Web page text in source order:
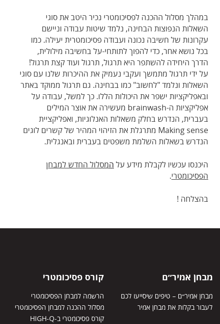
במהלך מסלול ההכנה לפסיכומטרי נכיר היטב את סוגי
השאלות הנפוצות הבחינה, נלמד שיטות עבודה וניישם
עקרונות של חשיבה נכונה ועבודה פסיכומטרית יעילה. כמו
בכל נושא אחר, כדי להפוך לתותחי-על בחשיבה מילולית,
הדרך היחידה להשתפר היא תרגול, תרגול ועוד קצת תרגול!
על ידי תרגול מתמשך ועקבי נעמיק את ההיכרות שלנו עם סוגי
השאלות ונלמד "לחשוב" כמו בבחינה. גם תרגול ממוקד באתר
ובאפליקציות ישפר את היכולות הללו. כך למשל, עבודה על
אפליקציות ה-brainwash מעשירה את אוצר המילים
בעברית, הנדרש בחלק משאלות האנלוגיות, ואפליקציית
Making sense מתרגלת את הזיהוי המהיר של קשרים לוגים
הנדרש בשאלות השלמת משפטים בעברית ובאנגלית.
היכנסו עכשיו לקבלת מידע על המסלול החדש למבחן
הפסיכומטרי.
בהצלחה !
קורס פסיכומטרי
הרשמה למבחן הפסיכומטרי
מסלול ההכנה למבחן הפסיכומטרי
קורס פסיכומטרי ב-HIGH-Q
מבחן אמיר״ם
מבחן אמיר״ם – טיפים שיסייעו לכם
לעבור בקלות את מבחן אמיר